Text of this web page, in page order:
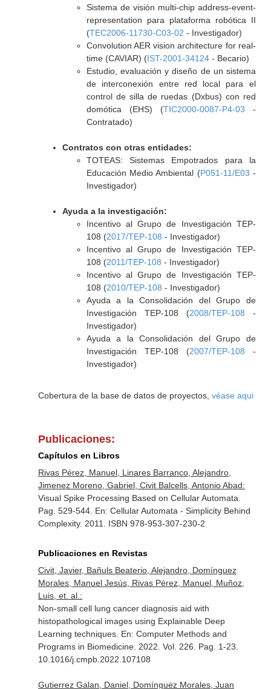
Sistema de visión multi-chip address-event-
representation para plataforma robótica II
(TEC2006-11730-C03-02 - Investigador)
Convolution AER vision architecture for real-
time (CAVIAR) (IST-2001-34124- Becario)
Estudio, evaluación y diseño de un sistema
de interconexión entre red local para el
control de silla de ruedas (Dxbus) con red
domótica (EHS) (TIC2000-0087-P4-03 -
Contratado)
Contratos con otras entidades:
TOTEAS: Sistemas Empotrados para la
Educación Medio Ambiental (P051-11/E03 -
Investigador)
Ayuda a la investigación:
Incentivo al Grupo de Investigación TEP-
108 (2017/TEP-108 - Investigador)
Incentivo al Grupo de Investigación TEP-
108 (2011/TEP-108 - Investigador)
Incentivo al Grupo de Investigación TEP-
108 (2010/TEP-108 - Investigador)
Ayuda a la Consolidación del Grupo de
Investigación TEP-108 (2008/TEP-108 -
Investigador)
Ayuda a la Consolidación del Grupo de
Investigación TEP-108 (2007/TEP-108 -
Investigador)
Cobertura de la base de datos de proyectos, véase aqui
Publicaciones:
Capítulos en Libros
Rivas Pérez, Manuel, Linares Barranco, Alejandro,
Jimenez Moreno, Gabriel, Civit Balcells, Antonio Abad:
Visual Spike Processing Based on Cellular Automata.
Pag. 529-544. En: Cellular Automata - Simplicity Behind
Complexity. 2011. ISBN 978-953-307-230-2
Publicaciones en Revistas
Civit, Javier, Bañuls Beaterio, Alejandro, Domínguez
Morales, Manuel Jesús, Rivas Pérez, Manuel, Muñoz,
Luis, et. al.:
Non-small cell lung cancer diagnosis aid with
histopathological images using Explainable Deep
Learning techniques. En: Computer Methods and
Programs in Biomedicine. 2022. Vol. 226. Pag. 1-23.
10.1016/j.cmpb.2022.107108
Gutierrez Galan, Daniel, Domínguez Morales, Juan